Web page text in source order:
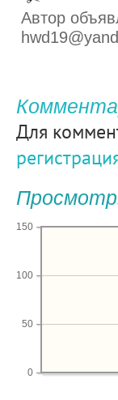
Автор
Для
0
50
100
150